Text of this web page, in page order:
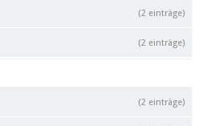
(2 einträge)
(2 einträge)
(2 einträge)